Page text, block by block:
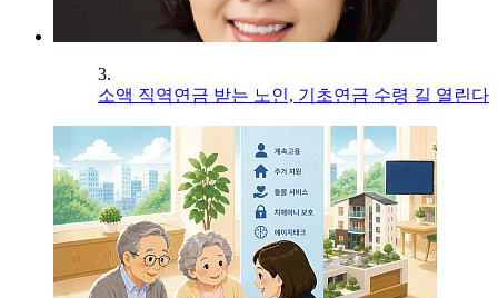
3.
소액 직역연금 받는 노인, 기초연금 수령 길 열린다